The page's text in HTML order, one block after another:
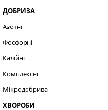
ДОБРИВА
Азотні
Фосфорні
Калійні
Комплексні
Мікродобрива
ХВОРОБИ